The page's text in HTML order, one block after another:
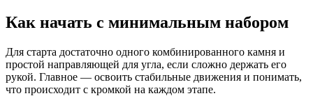
Как начать с минимальным набором
Для старта достаточно одного комбинированного камня и
простой направляющей для угла, если сложно держать его
рукой. Главное — освоить стабильные движения и понимать,
что происходит с кромкой на каждом этапе.